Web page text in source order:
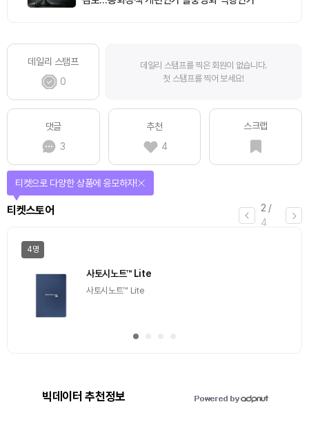
데일리 스탬프
0
데일리 스탬프를 찍은 회원이 없습니다.
첫 스탬프를 찍어 보세요!
댓글
3
추천
4
스크랩
2 /
4
티켓스토어
티켓으로 다양한 상품에 응모하자!
4명
사토시노트™ Lite
사토시노트™ Lite
빅데이터 추천정보